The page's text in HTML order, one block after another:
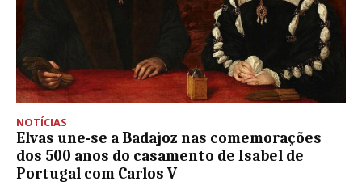
NOTÍCIAS
Elvas une-se a Badajoz nas comemorações
dos 500 anos do casamento de Isabel de
Portugal com Carlos V